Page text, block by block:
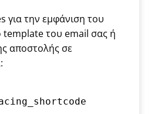
για την εμφάνιση του
του email σας ή
αποστολής σε